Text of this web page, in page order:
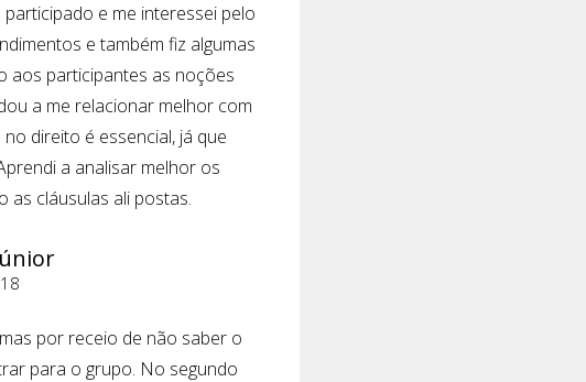
e me interessei pelo
e também fiz algumas
aos participantes as noções
a me relacionar melhor com
direito é essencial, já que
a analisar melhor os
as cláusulas ali postas.
por receio de não saber o
para o grupo. No segundo